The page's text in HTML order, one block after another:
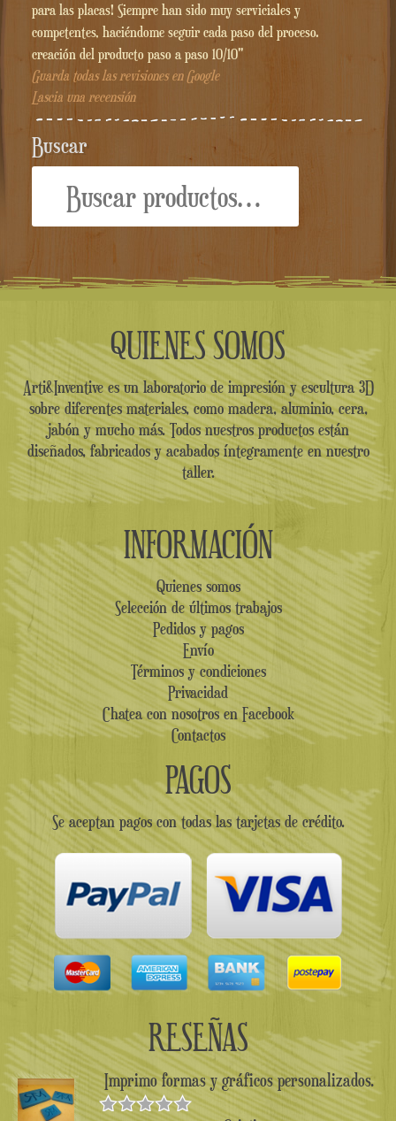
para las placas! Siempre han sido muy serviciales y
competentes, haciéndome seguir cada paso del proceso.
creación del producto paso a paso 10/10"
Guarda todas las revisiones en Google
Lascia una recensión
Buscar
QUIENES SOMOS
Arti&Inventive es un laboratorio de impresión y escultura 3D
sobre diferentes materiales, como madera, aluminio, cera,
jabón y mucho más. Todos nuestros productos están
diseñados, fabricados y acabados íntegramente en nuestro
taller.
INFORMACIÓN
Quienes somos
Selección de últimos trabajos
Pedidos y pagos
Envío
Términos y condiciones
Privacidad
Chatea con nosotros en Facebook
Contactos
PAGOS
Se aceptan pagos con todas las tarjetas de crédito.
RESEÑAS
Imprimo formas y gráficos personalizados.